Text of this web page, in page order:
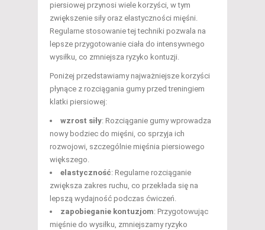
piersiowej przynosi wiele korzyści, w tym
zwiększenie siły oraz elastyczności mięśni.
Regularne stosowanie tej techniki pozwala na
lepsze przygotowanie ciała do intensywnego
wysiłku, co zmniejsza ryzyko kontuzji.
Poniżej przedstawiamy najważniejsze korzyści
płynące z rozciągania gumy przed treningiem
klatki piersiowej:
wzrost siły: Rozciąganie gumy wprowadza
nowy bodziec do mięśni, co sprzyja ich
rozwojowi, szczególnie mięśnia piersiowego
większego.
elastyczność: Regularne rozciąganie
zwiększa zakres ruchu, co przekłada się na
lepszą wydajność podczas ćwiczeń.
zapobieganie kontuzjom: Przygotowując
mięśnie do wysiłku, zmniejszamy ryzyko